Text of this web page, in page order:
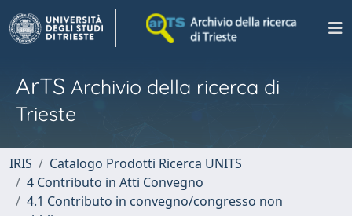
ArTS Archivio della ricerca di
Trieste
IRIS
Catalogo Prodotti Ricerca UNITS
4 Contributo in Atti Convegno
4.1 Contributo in convegno/congresso non